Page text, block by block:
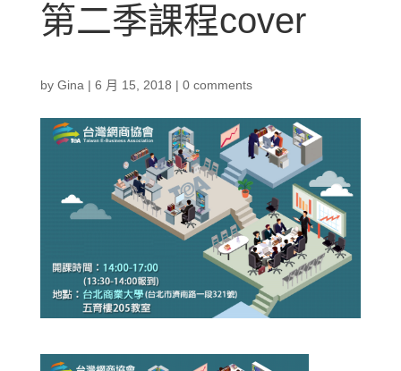
第二季課程cover
by Gina | 6 月 15, 2018 | 0 comments